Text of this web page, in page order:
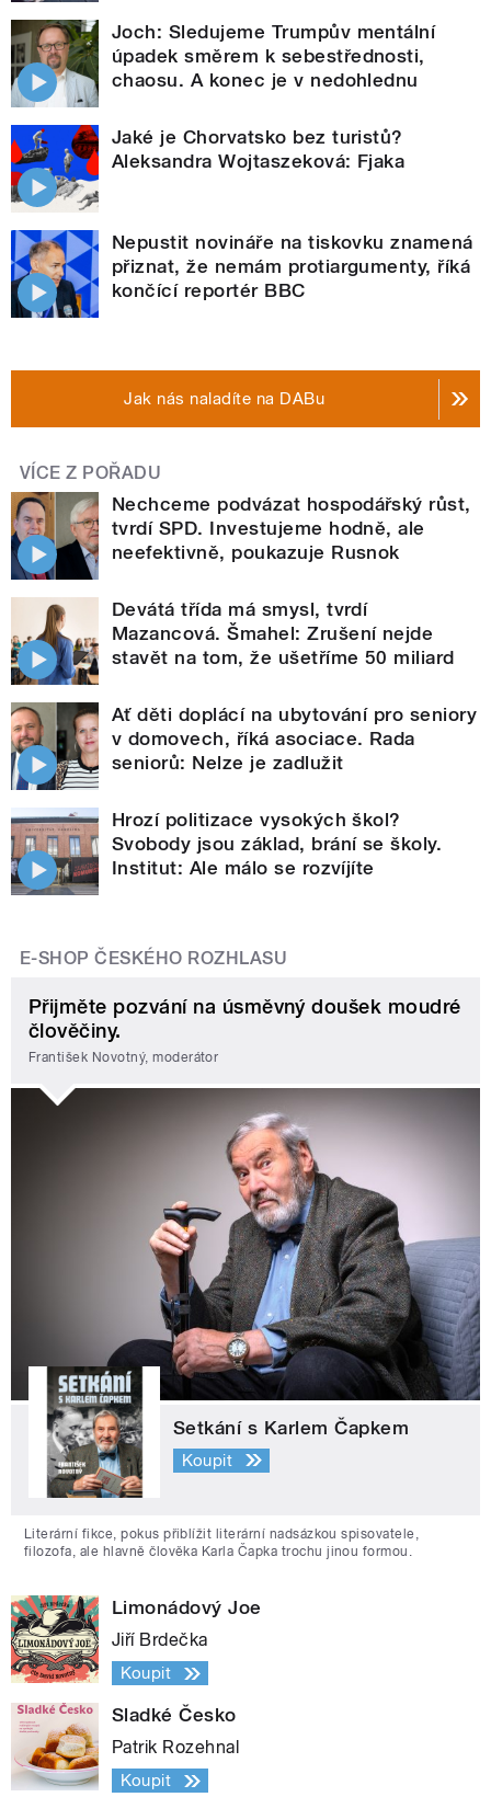
Joch: Sledujeme Trumpův mentální
úpadek směrem k sebestřednosti,
chaosu. A konec je v nedohlednu
Jaké je Chorvatsko bez turistů?
Aleksandra Wojtaszeková: Fjaka
Nepustit novináře na tiskovku znamená
přiznat, že nemám protiargumenty, říká
končící reportér BBC
Jak nás naladíte na DABu
VÍCE Z POŘADU
Nechceme podvázat hospodářský růst,
tvrdí SPD. Investujeme hodně, ale
neefektivně, poukazuje Rusnok
Devátá třída má smysl, tvrdí
Mazancová. Šmahel: Zrušení nejde
stavět na tom, že ušetříme 50 miliard
Ať děti doplácí na ubytování pro seniory
v domovech, říká asociace. Rada
seniorů: Nelze je zadlužit
Hrozí politizace vysokých škol?
Svobody jsou základ, brání se školy.
Institut: Ale málo se rozvíjíte
E-SHOP ČESKÉHO ROZHLASU
Přijměte pozvání na úsměvný doušek moudré
člověčiny.
František Novotný, moderátor
Setkání s Karlem Čapkem
Koupit
Literární fikce, pokus přiblížit literární nadsázkou spisovatele,
filozofa, ale hlavně člověka Karla Čapka trochu jinou formou.
Limonádový Joe
Jiří Brdečka
Koupit
Sladké Česko
Patrik Rozehnal
Koupit